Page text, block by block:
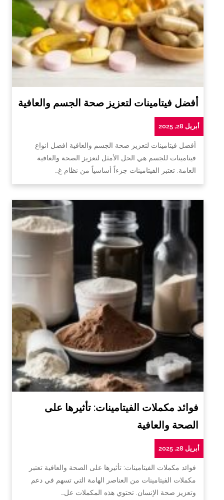
أفضل فيتامينات لتعزيز صحة الجسم والعافية
أبريل 28, 2025
أفضل فيتامينات لتعزيز صحة الجسم والعافية افضل انواع
فيتامينات للجسم هي الحل الأمثل لتعزيز الصحة والعافية
العامة. تعتبر الفيتامينات جزءاً أساسياً من نظام غ…
فوائد مكملات الفيتامينات: تأثيرها على
الصحة والعافية
أبريل 28, 2025
فوائد مكملات الفيتامينات: تأثيرها على الصحة والعافية تعتبر
مكملات الفيتامينات من العناصر الهامة التي تسهم في دعم
وتعزيز صحة الإنسان. تحتوي هذه المكملات عل…